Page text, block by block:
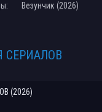
Везунчик (2026)
СЕРИАЛОВ
(2026)